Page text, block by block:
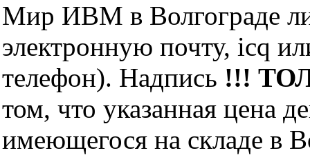
Мир ИВМ в Волгограде
электронную почту, icq
телефон). Надпись !!!
том, что указанная цена
имеющегося на складе в